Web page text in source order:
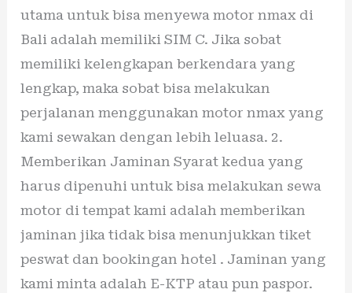
utama untuk bisa menyewa motor nmax di
Bali adalah memiliki SIM C. Jika sobat
memiliki kelengkapan berkendara yang
lengkap, maka sobat bisa melakukan
perjalanan menggunakan motor nmax yang
kami sewakan dengan lebih leluasa. 2.
Memberikan Jaminan Syarat kedua yang
harus dipenuhi untuk bisa melakukan sewa
motor di tempat kami adalah memberikan
jaminan jika tidak bisa menunjukkan tiket
peswat dan bookingan hotel . Jaminan yang
kami minta adalah E-KTP atau pun paspor.